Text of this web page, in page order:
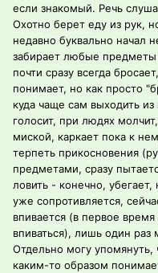
если знакомый. Речь
Охотно берет еду из рук,
недавно буквально начал
забирает любые
почти сразу всегда
понимает, но как просто
куда чаще сам выходить из
голосит, при людях
миской, каркает пока к
терпеть прикосновения
предметами, сразу
ловить - конечно,
уже сопротивляется,
впивается (в первое
впиваться), лишь один
Отдельно могу упомянуть,
каким-то образом